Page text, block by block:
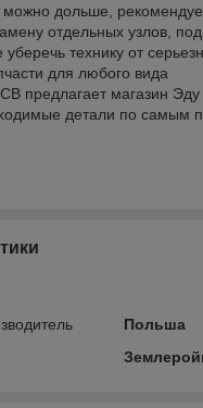
можно дольше,
отдельных узлов,
технику от
для любого вида
предлагает магазин
детали по самым
Польша